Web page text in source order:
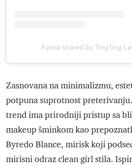
A post shared by TingTing
Zasnovana na minimalizmu,
potpuna suprotnost
trend ima prirodniji pristup sa
makeup šminkom kao
Byredo Blance, mirisk koji
mirisni odraz clean girl stila.